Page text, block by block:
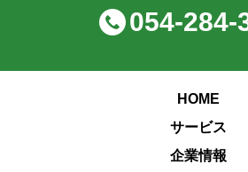
054-284-
HOME
サービス
企業情報